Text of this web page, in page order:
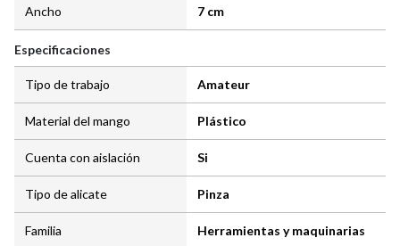
Ancho 7 cm
Especificaciones
Tipo de trabajo Amateur
Material del mango Plástico
Cuenta con aislación Si
Tipo de alicate Pinza
Familia Herramientas y maquinarias